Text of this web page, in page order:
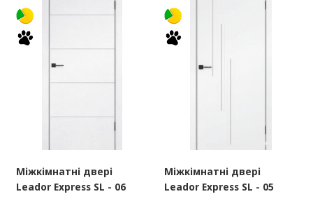
Міжкімнатні двері
Leador Express SL - 06
Міжкімнатні двері
Leador Express SL - 05